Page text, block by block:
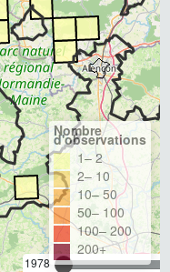
1978
Nombre
d'observations
1– 2
2– 10
10– 50
50– 100
100– 200
200+